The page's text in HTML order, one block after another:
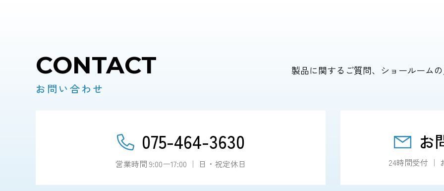
CONTACT
お問い合わせ
製品に関するご質問、ショールームの
075-464-3630
営業時間 9:00ー17:00 ｜ 日・祝定休日
お
24時間受付 ｜